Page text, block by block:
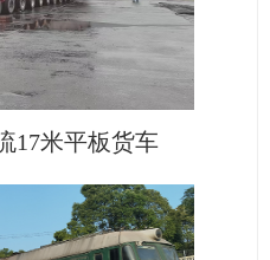
17米平板货车